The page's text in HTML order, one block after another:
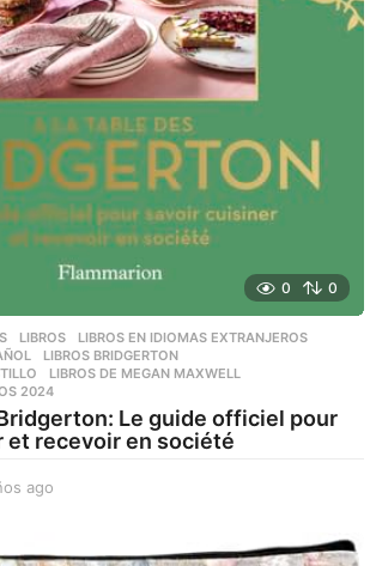
0 0
,LIBROS ,LIBROS EN IDIOMAS EXTRANJEROS
,LIBROS BRIDGERTON
,LIBROS DE MEGAN MAXWELL
2024
Le guide officiel pour
et recevoir en société
ago
o